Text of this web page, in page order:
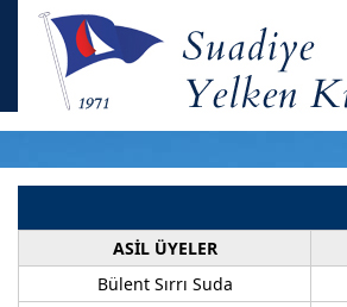
ASİL ÜYELER
Bülent Sırrı Suda